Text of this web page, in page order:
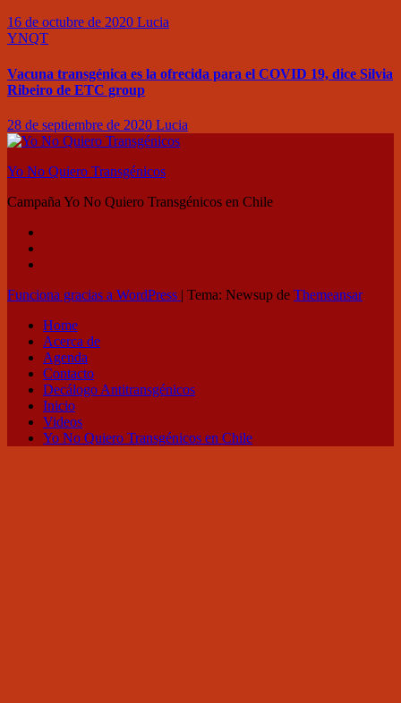
16 de octubre de 2020 Lucia
YNQT
Vacuna transgénica es la ofrecida para el COVID 19, dice Silvia
Ribeiro de ETC group
28 de septiembre de 2020 Lucia
Yo No Quiero Transgénicos
Campaña Yo No Quiero Transgénicos en Chile
Funciona gracias a WordPress | Tema: Newsup de Themeansar
Home
Acerca de
Agenda
Contacto
Decálogo Antitransgénicos
Inicio
Videos
Yo No Quiero Transgénicos en Chile